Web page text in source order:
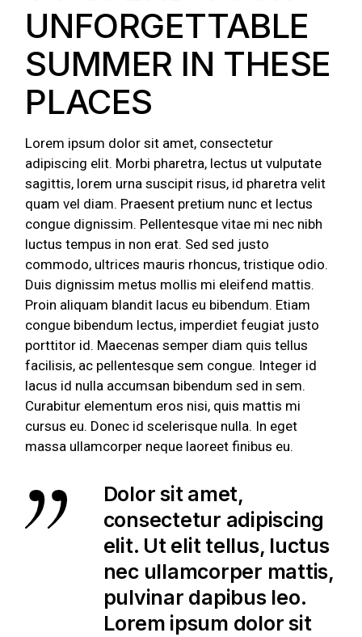
UNFORGETTABLE
SUMMER IN THESE
PLACES
Lorem ipsum dolor sit amet, consectetur
adipiscing elit. Morbi pharetra, lectus ut vulputate
sagittis, lorem urna suscipit risus, id pharetra velit
quam vel diam. Praesent pretium nunc et lectus
congue dignissim. Pellentesque vitae mi nec nibh
luctus tempus in non erat. Sed sed justo
commodo, ultrices mauris rhoncus, tristique odio.
Duis dignissim metus mollis mi eleifend mattis.
Proin aliquam blandit lacus eu bibendum. Etiam
congue bibendum lectus, imperdiet feugiat justo
porttitor id. Maecenas semper diam quis tellus
facilisis, ac pellentesque sem congue. Integer id
lacus id nulla accumsan bibendum sed in sem.
Curabitur elementum eros nisi, quis mattis mi
cursus eu. Donec id scelerisque nulla. In eget
massa ullamcorper neque laoreet finibus eu.
Dolor sit amet,
consectetur adipiscing
elit. Ut elit tellus, luctus
nec ullamcorper mattis,
pulvinar dapibus leo.
Lorem ipsum dolor sit